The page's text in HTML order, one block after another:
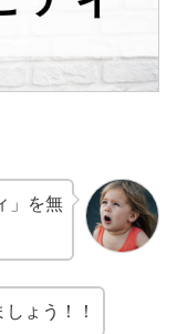
」を無
ょう！！